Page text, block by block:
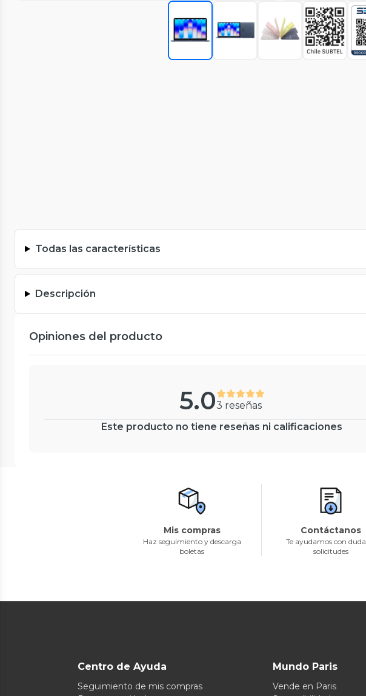
Todas las características
Descripción
Opiniones del producto
5.03 reseñas
Este producto no tiene reseñas ni calificaciones
Mis compras
Haz seguimiento y descarga
boletas
Contáctanos
Te ayudamos con
solicitudes
Centro de Ayuda
Seguimiento de mis compras
Mundo Paris
Vende en Paris